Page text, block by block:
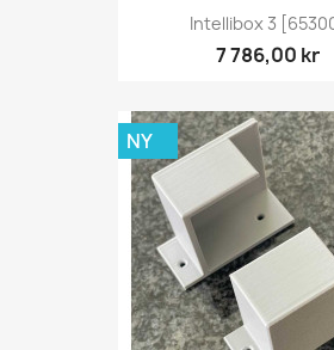
Intellibox 3
7 786,00 kr
NY